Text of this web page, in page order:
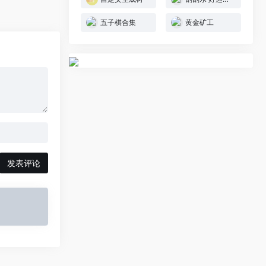
发表评论
五子棋合集 黄金矿工